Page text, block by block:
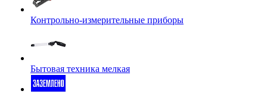
Контрольно-измерительные приборы
Бытовая техника мелкая